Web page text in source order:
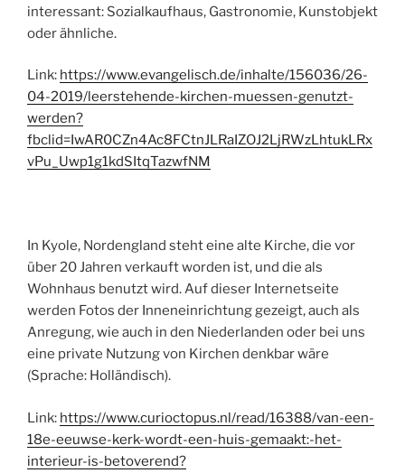
interessant: Sozialkaufhaus, Gastronomie, Kunstobjekt
oder ähnliche.
Link: https://www.evangelisch.de/inhalte/156036/26-
04-2019/leerstehende-kirchen-muessen-genutzt-
werden?
fbclid=IwAR0CZn4Ac8FCtnJLRaIZOJ2LjRWzLhtukLRx
vPu_Uwp1g1kdSItqTazwfNM
In Kyole, Nordengland steht eine alte Kirche, die vor
über 20 Jahren verkauft worden ist, und die als
Wohnhaus benutzt wird. Auf dieser Internetseite
werden Fotos der Inneneinrichtung gezeigt, auch als
Anregung, wie auch in den Niederlanden oder bei uns
eine private Nutzung von Kirchen denkbar wäre
(Sprache: Holländisch).
Link: https://www.curioctopus.nl/read/16388/van-een-
18e-eeuwse-kerk-wordt-een-huis-gemaakt:-het-
interieur-is-betoverend?